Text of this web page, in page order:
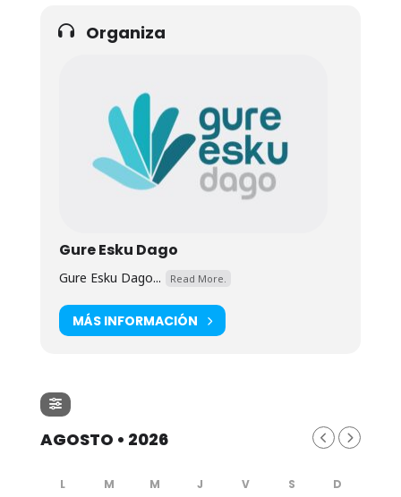
Organiza
Gure Esku Dago
Gure Esku Dago... Read More.
MÁS INFORMACIÓN
AGOSTO • 2026